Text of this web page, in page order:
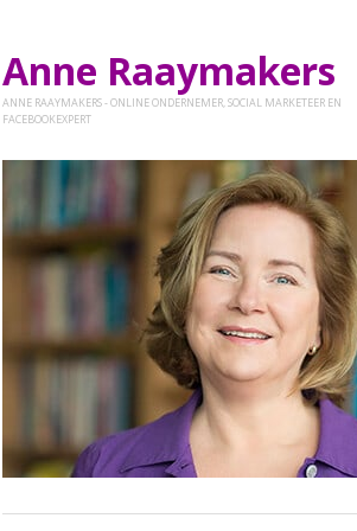
Anne Raaymakers
ANNE RAAYMAKERS - ONLINE ONDERNEMER, SOCIAL MARKETEER EN
FACEBOOKEXPERT